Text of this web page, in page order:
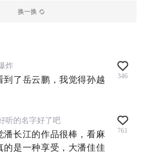
换一换
炸
到了岳云鹏，我觉得孙越
346
听的名字好了吧
潘长江的作品很棒，看麻
的是一种享受，大潘佳佳
761